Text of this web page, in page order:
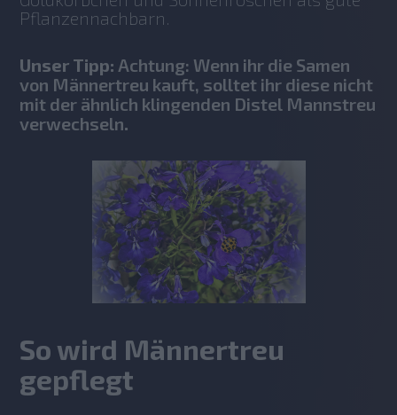
Pflanzennachbarn.
Unser Tipp: Achtung: Wenn ihr die Samen
von Männertreu kauft, solltet ihr diese nicht
mit der ähnlich klingenden Distel Mannstreu
verwechseln.
So wird Männertreu
gepflegt